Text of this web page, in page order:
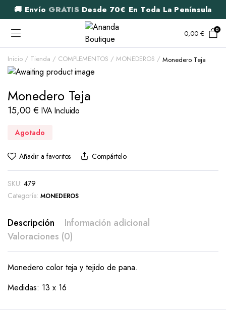
🚚 Envío GRATISDesde 70€ En Toda La Península
0,00 € 0
Inicio Tienda COMPLEMENTOS MONEDEROS Monedero Teja
Monedero Teja
15,00€ IVA Incluido
Agotado
Añadir a favoritos Compártelo
SKU: 479
Categoría: MONEDEROS
Descripción
Información adicional
Valoraciones (0)
Monedero color teja y tejido de pana.
Medidas: 13 x 16